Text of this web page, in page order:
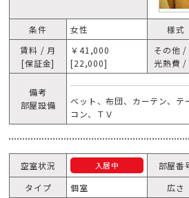
条件 女性 様式
賃料 / 月
[保証金]
￥41,000
[22,000]
その他 /
光熱費 /
備考
部屋設備
ベット、布団、カーテン、テ
コン、ＴＶ
空室状況 入居中 部屋番
タイプ
個室 広さ